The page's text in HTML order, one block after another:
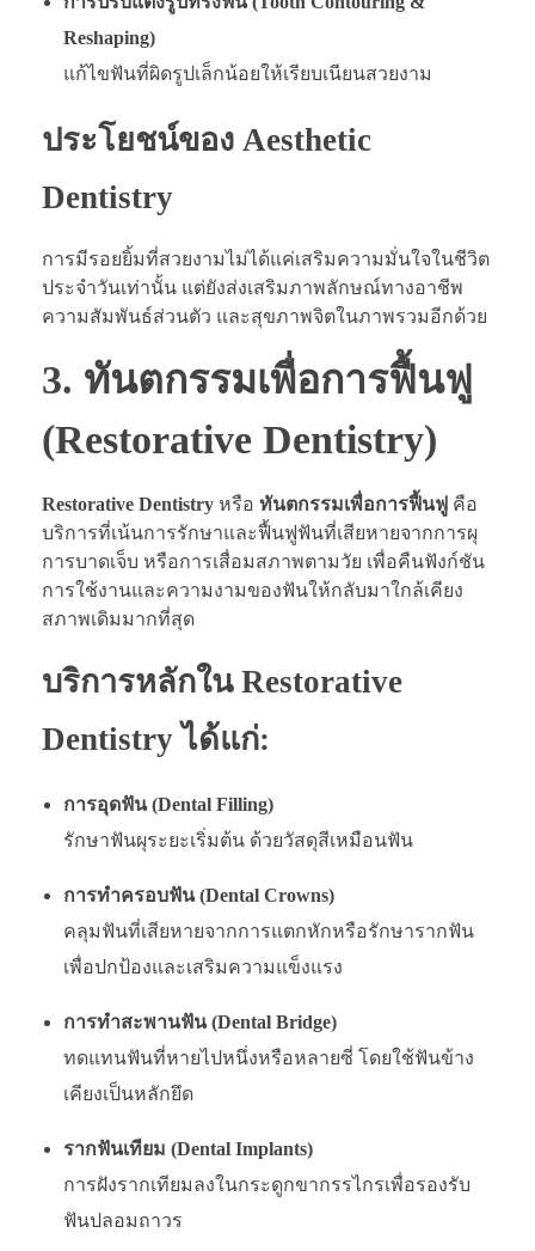
Reshaping)
แก้ไขฟันที่ผิดรูปเล็กน้อยให้เรียบเนียนสวยงาม
ประโยชน์ของ Aesthetic
Dentistry
การมีรอยยิ้มที่สวยงามไม่ได้แค่เสริมความมั่นใจในชีวิต
ประจำวันเท่านั้น แต่ยังส่งเสริมภาพลักษณ์ทางอาชีพ
ความสัมพันธ์ส่วนตัว และสุขภาพจิตในภาพรวมอีกด้วย
3. ทันตกรรมเพื่อการฟื้นฟู
(Restorative Dentistry)
Restorative Dentistry หรือ ทันตกรรมเพื่อการฟื้นฟู คือ
บริการที่เน้นการรักษาและฟื้นฟูฟันที่เสียหายจากการผุ
การบาดเจ็บ หรือการเสื่อมสภาพตามวัย เพื่อคืนฟังก์ชัน
การใช้งานและความงามของฟันให้กลับมาใกล้เคียง
สภาพเดิมมากที่สุด
บริการหลักใน Restorative
Dentistry ได้แก่:
การอุดฟัน (Dental Filling)
รักษาฟันผุระยะเริ่มต้น ด้วยวัสดุสีเหมือนฟัน
การทำครอบฟัน (Dental Crowns)
คลุมฟันที่เสียหายจากการแตกหักหรือรักษารากฟัน
เพื่อปกป้องและเสริมความแข็งแรง
การทำสะพานฟัน (Dental Bridge)
ทดแทนฟันที่หายไปหนึ่งหรือหลายซี่ โดยใช้ฟันข้าง
เคียงเป็นหลักยึด
รากฟันเทียม (Dental Implants)
การฝังรากเทียมลงในกระดูกขากรรไกรเพื่อรองรับ
ฟันปลอมถาวร